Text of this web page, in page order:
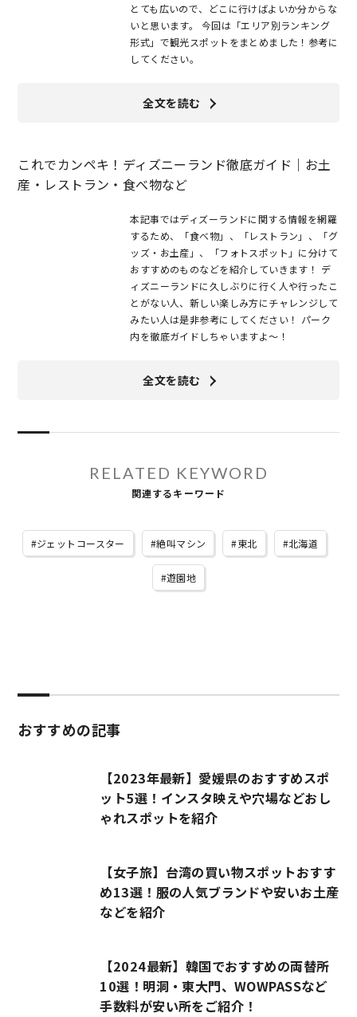
とても広いので、どこに行けばよいか分からな
いと思います。 今回は「エリア別ランキング
形式」で観光スポットをまとめました！参考に
してください。
全文を読む
これでカンペキ！ディズニーランド徹底ガイド｜お土
産・レストラン・食べ物など
本記事ではディズーランドに関する情報を網羅
するため、「食べ物」、「レストラン」、「グ
ッズ・お土産」、「フォトスポット」に分けて
おすすめのものなどを紹介していきます！ デ
ィズニーランドに久しぶりに行く人や行ったこ
とがない人、新しい楽しみ方にチャレンジして
みたい人は是非参考にしてください！ パーク
内を徹底ガイドしちゃいますよ～！
全文を読む
RELATED KEYWORD
関連するキーワード
ジェットコースター 絶叫マシン 東北 北海道
遊園地
おすすめの記事
【2023年最新】愛媛県のおすすめスポ
ット5選！インスタ映えや穴場などおし
ゃれスポットを紹介
【女子旅】台湾の買い物スポットおすす
め13選！服の人気ブランドや安いお土産
などを紹介
【2024最新】韓国でおすすめの両替所
10選！明洞・東大門、WOWPASSなど
手数料が安い所をご紹介！